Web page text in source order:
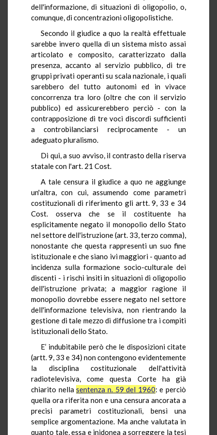
dell'informazione, di situazioni di oligopolio, o,
comunque, di concentrazioni oligopolistiche.
Secondo il giudice a quo la realtà effettuale
sarebbe invero quella di un sistema misto assai
articolato e composito, caratterizzato dalla
presenza, accanto al servizio pubblico, di tre
gruppi privati operanti su scala nazionale, i quali
sarebbero del tutto autonomi ed in vivace
concorrenza tra loro (oltre che con il servizio
pubblico) ed assicurerebbero perciò - con la
contrapposizione di tre voci discordi sufficienti
a controbilanciarsi reciprocamente - un
adeguato pluralismo.
Di qui, a suo avviso, il contrasto della riserva
statale con l'art. 21 Cost.
A tale censura il giudice a quo ne aggiunge
un'altra, con cui, assumendo come parametri
costituzionali di riferimento gli artt. 9, 33 e 34
Cost. osserva che se il costituente ha
esplicitamente negato il monopolio dello Stato
nel settore dell'istruzione (art. 33, terzo comma),
nonostante che questa rappresenti un suo fine
istituzionale e che siano ivi maggiori - quanto ad
incidenza sulla formazione socio-culturale dei
discenti - i rischi insiti in situazioni di oligopolio
dell'istruzione privata; a maggior ragione il
monopolio dovrebbe essere negato nel settore
dell'informazione televisiva, non rientrando la
gestione di tale mezzo di diffusione tra i compiti
istituzionali dello Stato.
E’ indubitabile però che le disposizioni citate
(artt. 9, 33 e 34) non contengono evidentemente
la disciplina costituzionale dell'attività
radiotelevisiva, come questa Corte ha già
chiarito nellasentenza n. 59 del 1960: e perciò
quella ora riferita non e una censura ancorata a
precisi parametri costituzionali, bensì una
semplice argomentazione. Ma anche valutata in
quanto tale, essa e inidonea a sorreggere la tesi